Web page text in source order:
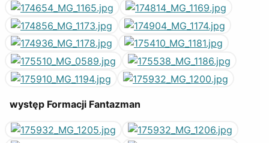
występ Formacji Fantazman